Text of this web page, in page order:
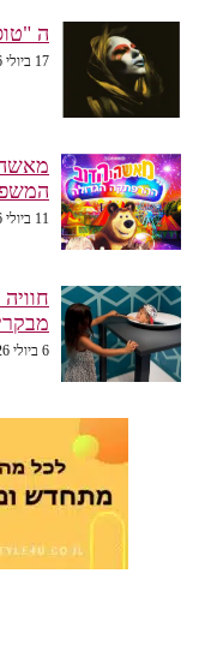
ה
מאשה
המשפחה
11 ביולי 2026
חוויה
מבקרים
6 ביולי 2026